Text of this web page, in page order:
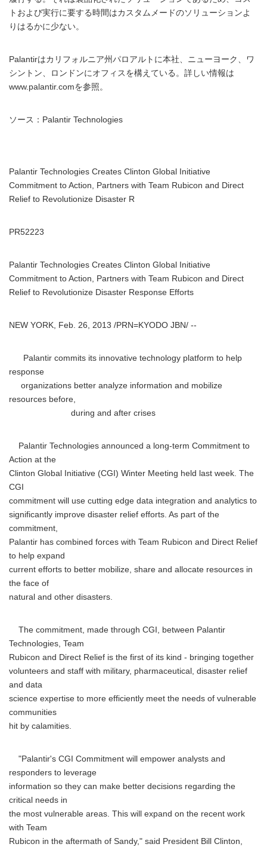
トおよび実行に要する時間はカスタムメードのソリューションよ
りはるかに少ない。
Palantirはカリフォルニア州パロアルトに本社、ニューヨーク、ワ
シントン、ロンドンにオフィスを構えている。詳しい情報は
www.palantir.comを参照。
ソース：Palantir Technologies
Palantir Technologies Creates Clinton Global Initiative
Commitment to Action, Partners with Team Rubicon and Direct
Relief to Revolutionize Disaster R
PR52223
Palantir Technologies Creates Clinton Global Initiative
Commitment to Action, Partners with Team Rubicon and Direct
Relief to Revolutionize Disaster Response Efforts
NEW YORK, Feb. 26, 2013 /PRN=KYODO JBN/ --
Palantir commits its innovative technology platform to help
response
organizations better analyze information and mobilize
resources before,
during and after crises
Palantir Technologies announced a long-term Commitment to
Action at the
Clinton Global Initiative (CGI) Winter Meeting held last week. The
CGI
commitment will use cutting edge data integration and analytics to
significantly improve disaster relief efforts. As part of the
commitment,
Palantir has combined forces with Team Rubicon and Direct Relief
to help expand
current efforts to better mobilize, share and allocate resources in
the face of
natural and other disasters.
The commitment, made through CGI, between Palantir
Technologies, Team
Rubicon and Direct Relief is the first of its kind - bringing together
volunteers and staff with military, pharmaceutical, disaster relief
and data
science expertise to more efficiently meet the needs of vulnerable
communities
hit by calamities.
"Palantir's CGI Commitment will empower analysts and
responders to leverage
information so they can make better decisions regarding the
critical needs in
the most vulnerable areas. This will expand on the recent work
with Team
Rubicon in the aftermath of Sandy," said President Bill Clinton,